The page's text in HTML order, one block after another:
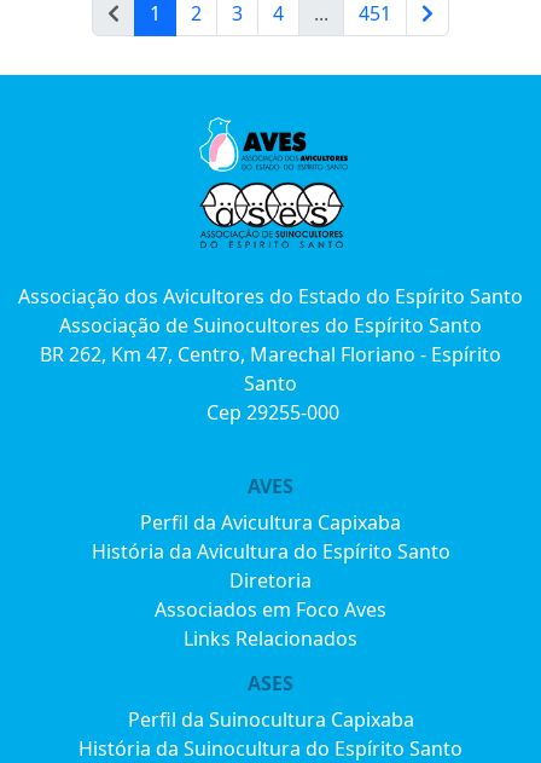
1 2 3 4 ... 451
AVES
Perfil da Avicultura Capixaba
História da Avicultura do Espírito Santo
Diretoria
Associados em Foco Aves
Links Relacionados
ASES
Perfil da Suinocultura Capixaba
História da Suinocultura do Espírito Santo
Associação dos Avicultores do Estado do Espírito Santo
Associação de Suinocultores do Espírito Santo
BR 262, Km 47, Centro, Marechal Floriano - Espírito
Santo
Cep 29255-000